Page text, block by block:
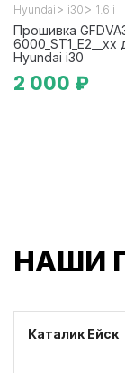
Hyundai > i30 > 1.6 i
Прошивка
6000_ST1_E2__xx
Hyundai i30
2 000 ₽
НАШИ
Каталик Ейск